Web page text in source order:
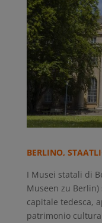
BERLINO,
I Musei statali di
Museen zu
capitale tedesca,
patrimonio